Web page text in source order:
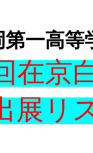
一高等
京白
展